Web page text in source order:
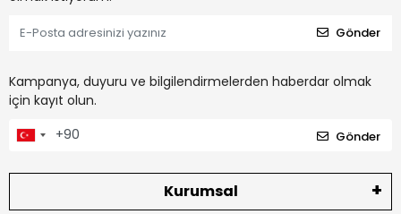
Gönder
Kampanya, duyuru ve bilgilendirmelerden haberdar olmak
için kayıt olun.
Gönder
Kurumsal